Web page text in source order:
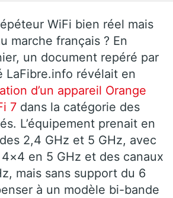
WiFi bien réel mais
marche français ? En
un document repéré par
LaFibre.info révélait en
d’un appareil Orange
7 dans la catégorie des
L’équipement prenait en
2,4 GHz et 5 GHz, avec
en 5 GHz et des canaux
mais sans support du 6
à un modèle bi-bande